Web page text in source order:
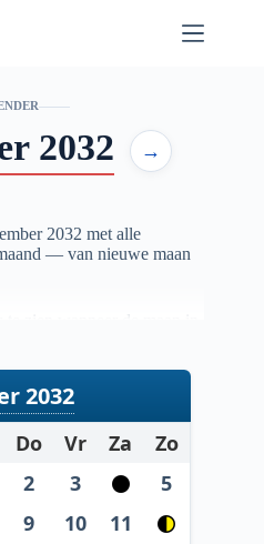
2032 →
2032 met alle
— van nieuwe maan
zien wanneer de maan in
die geïnteresseerd is in
zichtbaar is.
bijgewerkt en zijn
berekeningen. Zo
2032
Do Vr Za
Zo
2 3
5
9 10
11